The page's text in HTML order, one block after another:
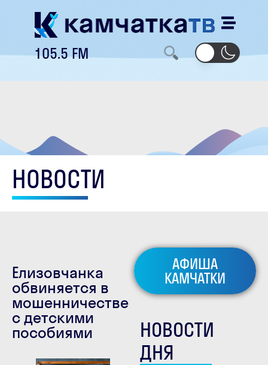
105.5 FM
НОВОСТИ
Елизовчанка
обвиняется в
мошенничестве
с детскими
пособиями
АФИША
КАМЧАТКИ
НОВОСТИ
ДНЯ